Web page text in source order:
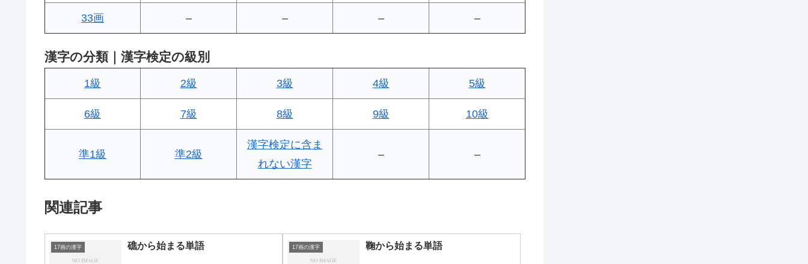
33画 – – – –
漢字の分類｜漢字検定の級別
1級 2級 3級 4級 5級
6級 7級 8級 9級 10級
準1級 準2級
漢字検定に含ま
れない漢字
– –
関連記事
17画の漢字 礁から始まる単語 17画の漢字 鞠から始まる単語